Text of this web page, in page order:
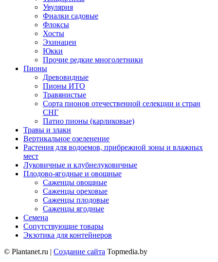
Увулярия
Фиалки садовые
Флоксы
Хосты
Эхинацеи
Юкки
Прочие редкие многолетники
Пионы
Древовидные
Пионы ИТО
Травянистые
Сорта пионов отечественной селекции и стран
СНГ
Патио пионы (карликовые)
Травы и злаки
Вертикальное озеленение
Растения для водоемов, прибрежной зоны и влажных
мест
Луковичные и клубнелуковичные
Плодово-ягодные и овощные
Саженцы овощные
Саженцы ореховые
Саженцы плодовые
Саженцы ягодные
Семена
Сопутствующие товары
Экзотика для контейнеров
© Plantanet.ru | Создание сайта Topmedia.by